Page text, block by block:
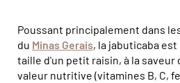
Poussant principalement dans
du Minas Gerais, la jabuticaba
taille d'un petit raisin, à la saveur
valeur nutritive (vitamines B, C,